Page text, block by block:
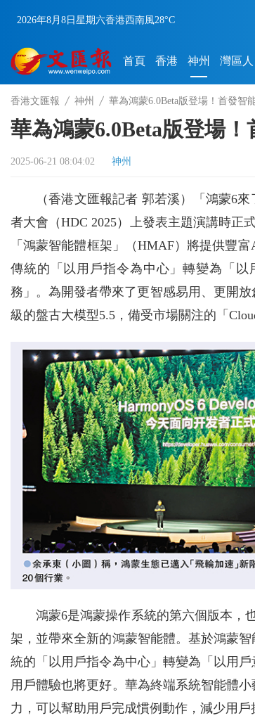
2026年8月8日 星期六香港西南風28°C
首頁 香港 神州 灣區人
香港文匯報 神州 華為鴻蒙6.0Beta版登場！首發智
華為鴻蒙6.0Beta版登場
2025-06-21 08:04:02 神州
（香港文匯報記者 郭若溪）「鴻蒙6
者大會（HDC 2025）上發表主題演講時正
「鴻蒙智能體框架」（HMAF）將提供豐
傳統的「以用戶指令為中心」轉變為「
務」。為開發者帶來了更智感易用、更開
級的盤古大模型5.5，備受市場關注的「
鴻蒙6是鴻蒙操作系統的第六個版本，
架，並帶來全新的鴻蒙智能體。基於鴻蒙
統的「以用戶指令為中心」轉變為「以用
用戶體驗也將更好。華為終端系統智能體
力，可以幫助用戶完成慣例動作，減少用戶